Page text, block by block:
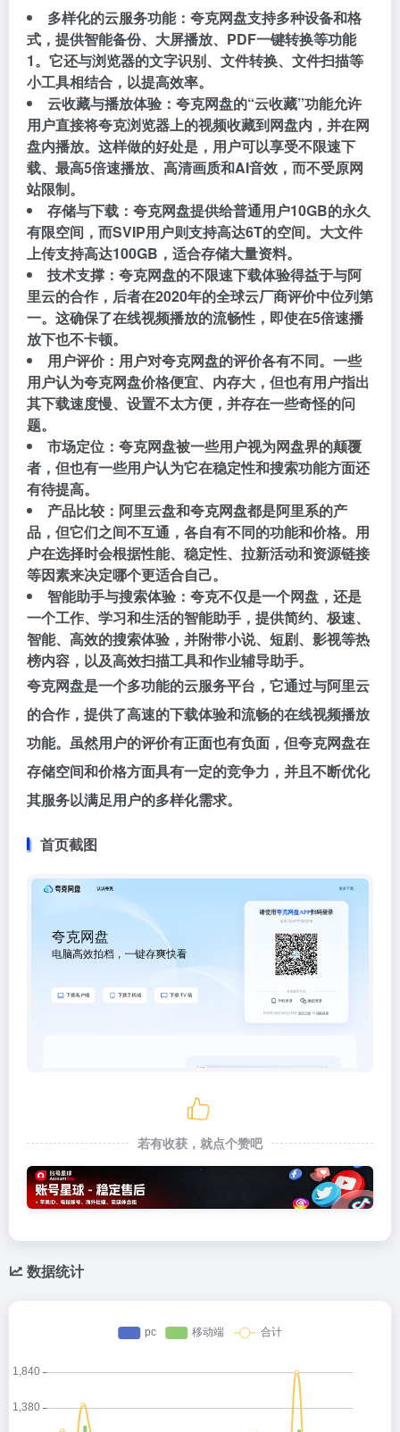
多样化的云服务功能：夸克网盘支持多种设备和格
式，提供智能备份、大屏播放、PDF一键转换等功能
1。它还与浏览器的文字识别、文件转换、文件扫描等
小工具相结合，以提高效率。
云收藏与播放体验：夸克网盘的“云收藏”功能允许
用户直接将夸克浏览器上的视频收藏到网盘内，并在网
盘内播放。这样做的好处是，用户可以享受不限速下
载、最高5倍速播放、高清画质和AI音效，而不受原网
站限制。
存储与下载：夸克网盘提供给普通用户10GB的永久
有限空间，而SVIP用户则支持高达6T的空间。大文件
上传支持高达100GB，适合存储大量资料。
技术支撑：夸克网盘的不限速下载体验得益于与阿
里云的合作，后者在2020年的全球云厂商评价中位列第
一。这确保了在线视频播放的流畅性，即使在5倍速播
放下也不卡顿。
用户评价：用户对夸克网盘的评价各有不同。一些
用户认为夸克网盘价格便宜、内存大，但也有用户指出
其下载速度慢、设置不太方便，并存在一些奇怪的问
题。
市场定位：夸克网盘被一些用户视为网盘界的颠覆
者，但也有一些用户认为它在稳定性和搜索功能方面还
有待提高。
产品比较：阿里云盘和夸克网盘都是阿里系的产
品，但它们之间不互通，各自有不同的功能和价格。用
户在选择时会根据性能、稳定性、拉新活动和资源链接
等因素来决定哪个更适合自己。
智能助手与搜索体验：夸克不仅是一个网盘，还是
一个工作、学习和生活的智能助手，提供简约、极速、
智能、高效的搜索体验，并附带小说、短剧、影视等热
榜内容，以及高效扫描工具和作业辅导助手。
夸克网盘是一个多功能的云服务平台，它通过与阿里云
的合作，提供了高速的下载体验和流畅的在线视频播放
功能。虽然用户的评价有正面也有负面，但夸克网盘在
存储空间和价格方面具有一定的竞争力，并且不断优化
其服务以满足用户的多样化需求。
首页截图
若有收获，就点个赞吧
数据统计